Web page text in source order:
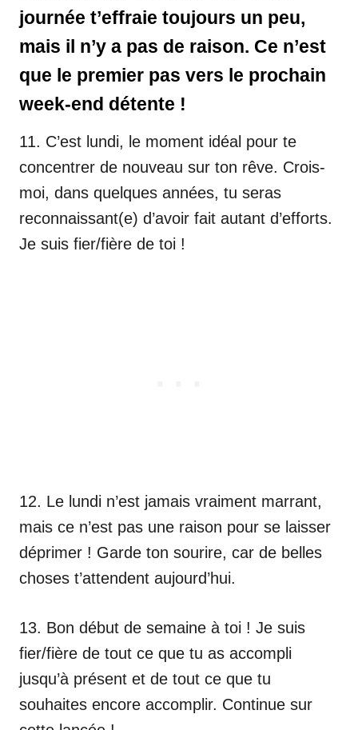
journée t’effraie toujours un peu,
mais il n’y a pas de raison. Ce n’est
que le premier pas vers le prochain
week-end détente !
11. C’est lundi, le moment idéal pour te
concentrer de nouveau sur ton rêve. Crois-
moi, dans quelques années, tu seras
reconnaissant(e) d’avoir fait autant d’efforts.
Je suis fier/fière de toi !
12. Le lundi n’est jamais vraiment marrant,
mais ce n’est pas une raison pour se laisser
déprimer ! Garde ton sourire, car de belles
choses t’attendent aujourd’hui.
13. Bon début de semaine à toi ! Je suis
fier/fière de tout ce que tu as accompli
jusqu’à présent et de tout ce que tu
souhaites encore accomplir. Continue sur